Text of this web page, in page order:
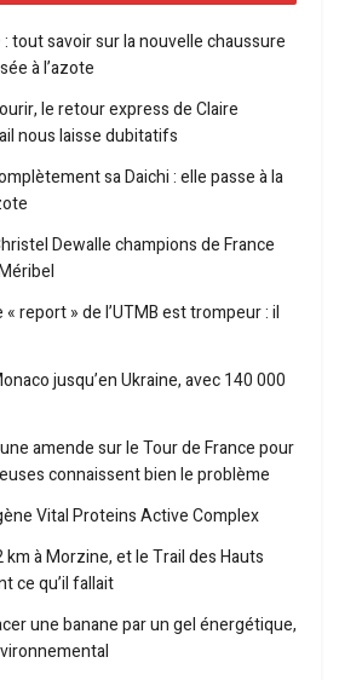
tout savoir sur la nouvelle chaussure
à l’azote
le retour express de Claire
nous laisse dubitatifs
sa Daichi : elle passe à la
Dewalle champions de France
report » de l’UTMB est trompeur : il
jusqu’en Ukraine, avec 140 000
amende sur le Tour de France pour
connaissent bien le problème
Vital Proteins Active Complex
km à Morzine, et le Trail des Hauts
ce qu’il fallait
une banane par un gel énergétique,